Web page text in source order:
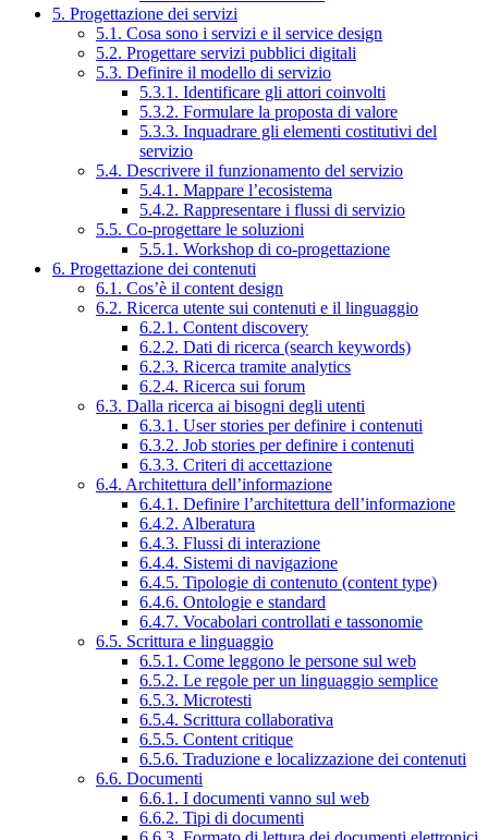
5. Progettazione dei servizi
5.1. Cosa sono i servizi e il service design
5.2. Progettare servizi pubblici digitali
5.3. Definire il modello di servizio
5.3.1. Identificare gli attori coinvolti
5.3.2. Formulare la proposta di valore
5.3.3. Inquadrare gli elementi costitutivi del
servizio
5.4. Descrivere il funzionamento del servizio
5.4.1. Mappare l’ecosistema
5.4.2. Rappresentare i flussi di servizio
5.5. Co-progettare le soluzioni
5.5.1. Workshop di co-progettazione
6. Progettazione dei contenuti
6.1. Cos’è il content design
6.2. Ricerca utente sui contenuti e il linguaggio
6.2.1. Content discovery
6.2.2. Dati di ricerca (search keywords)
6.2.3. Ricerca tramite analytics
6.2.4. Ricerca sui forum
6.3. Dalla ricerca ai bisogni degli utenti
6.3.1. User stories per definire i contenuti
6.3.2. Job stories per definire i contenuti
6.3.3. Criteri di accettazione
6.4. Architettura dell’informazione
6.4.1. Definire l’architettura dell’informazione
6.4.2. Alberatura
6.4.3. Flussi di interazione
6.4.4. Sistemi di navigazione
6.4.5. Tipologie di contenuto (content type)
6.4.6. Ontologie e standard
6.4.7. Vocabolari controllati e tassonomie
6.5. Scrittura e linguaggio
6.5.1. Come leggono le persone sul web
6.5.2. Le regole per un linguaggio semplice
6.5.3. Microtesti
6.5.4. Scrittura collaborativa
6.5.5. Content critique
6.5.6. Traduzione e localizzazione dei contenuti
6.6. Documenti
6.6.1. I documenti vanno sul web
6.6.2. Tipi di documenti